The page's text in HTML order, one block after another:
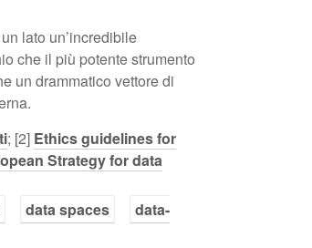
lato un’incredibile
che il più potente strumento
un drammatico vettore di
; [2] Ethics guidelines for
Strategy for data
data spaces
data-